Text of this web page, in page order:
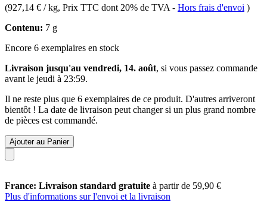
(927,14 € / kg, Prix TTC dont 20% de TVA - Hors frais d'envoi )
Contenu: 7 g
Encore 6 exemplaires en stock
Livraison jusqu'au vendredi, 14. août, si vous passez commande
avant le jeudi à 23:59.
Il ne reste plus que 6 exemplaires de ce produit. D'autres arriveront
bientôt ! La date de livraison peut changer si un plus grand nombre
de pièces est commandé.
Ajouter au Panier
France: Livraison standard gratuite à partir de 59,90 €
Plus d'informations sur l'envoi et la livraison